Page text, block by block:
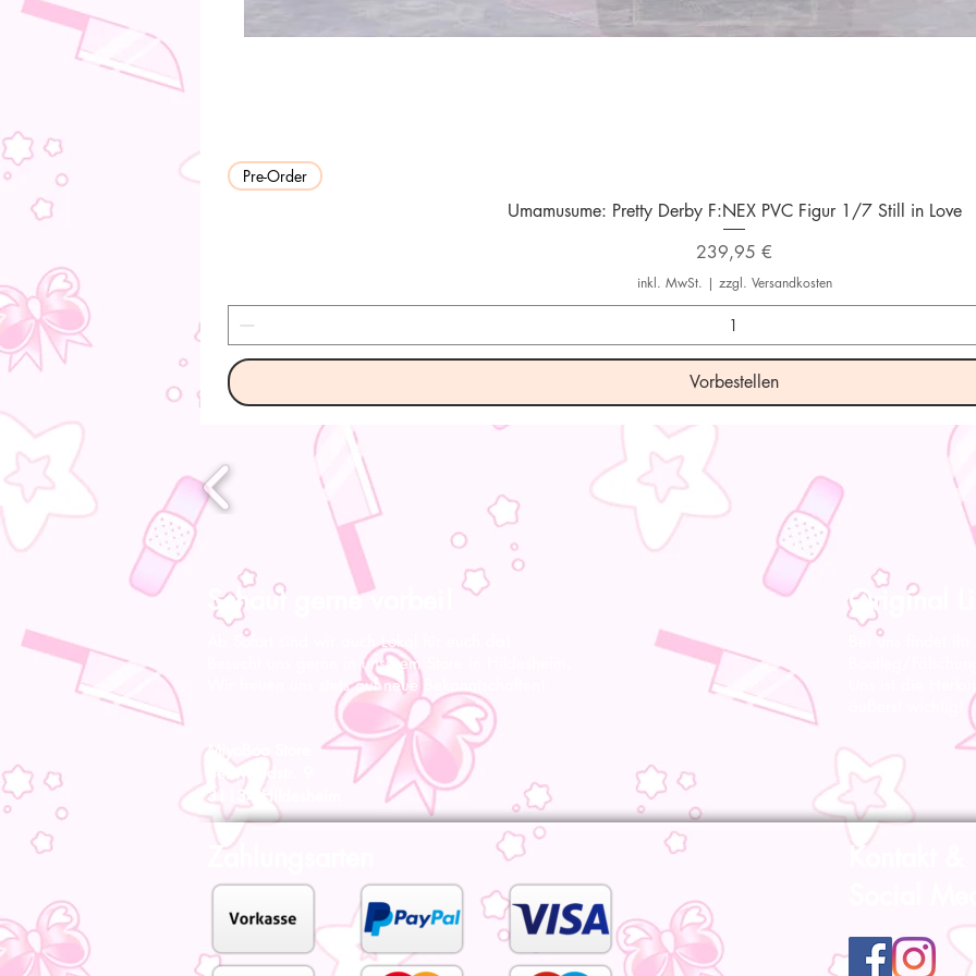
Pre-Order
Umamusume: Pretty Derby F:NEX PVC Figur 1/7 Still in Love
Preis
239,95 €
inkl. MwSt. | zzgl. Versandkosten
Vorbestellen
Schaut gerne vorbei!
Ab Sofort sind wir auch Lokal für euch da!
Besucht uns gerne in unserem Store in Hildesheim,
Wir freuen uns stets auf neue Bekanntschaften!
Original
Bei uns findet
Bootleg/
Uns ist die
MiyoBoo Store
Bernwardstr. 9
31134 Hildesheim
Zahlungsarten
Kontakt &
Social